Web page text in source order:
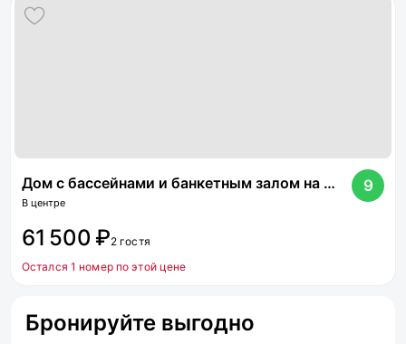
Дом с бассейнами и банкетным залом на Дмитровском шоссе
В центре
9
61 500 ₽2 гостя
Остался 1 номер по этой цене
Бронируйте выгодно